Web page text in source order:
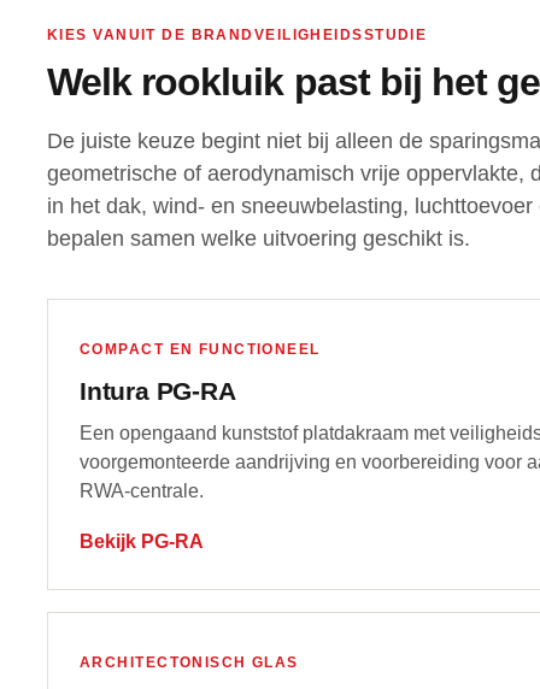
KIES VANUIT DE BRANDVEILIGHEIDSSTUDIE
Welk rookluik past bij het
De juiste keuze begint niet bij alleen de
geometrische of aerodynamisch vrije oppervlakte,
in het dak, wind- en sneeuwbelasting,
bepalen samen welke uitvoering geschikt is.
COMPACT EN FUNCTIONEEL
Intura PG-RA
Een opengaand kunststof platdakraam met
voorgemonteerde aandrijving en voorbereiding voor
RWA-centrale.
Bekijk PG-RA
ARCHITECTONISCH GLAS